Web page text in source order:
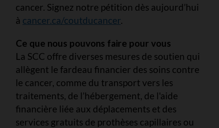
cancer. Signez notre pétition dès aujourd’hui
à cancer.ca/coutducancer.
Ce que nous pouvons faire pour vous
La SCC offre diverses mesures de soutien qui
allègent le fardeau financier des soins contre
le cancer, comme du transport vers les
traitements, de l’hébergement, de l'aide
financière liée aux déplacements et des
services gratuits de prothèses capillaires ou